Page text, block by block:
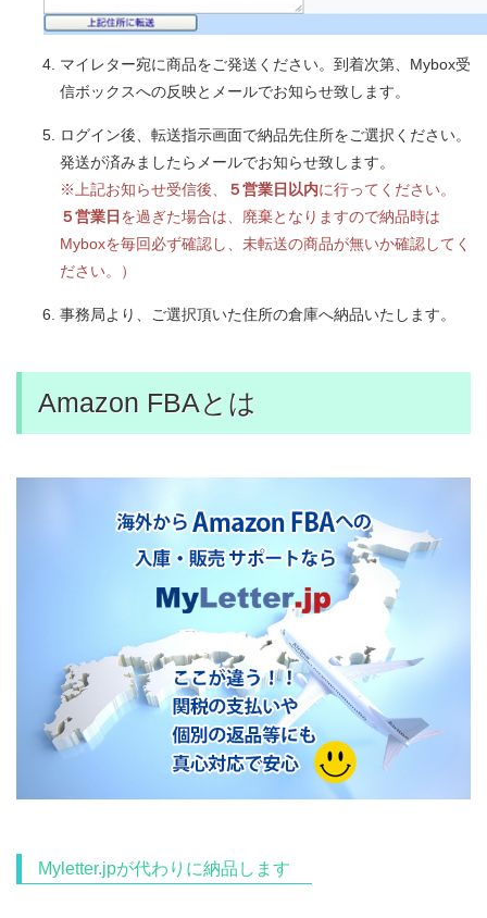
マイレター宛に商品をご発送ください。到着次第、Mybox受
信ボックスへの反映とメールでお知らせ致します。
ログイン後、転送指示画面で納品先住所をご選択ください。
発送が済みましたらメールでお知らせ致します。
※上記お知らせ受信後、
５営業日以内に行ってください。
５営業日 を過ぎた場合は、廃棄となりますので納品時は
Myboxを毎回必ず確認し、未転送の商品が無いか確認してく
ださい。）
事務局より、ご選択頂いた住所の倉庫へ納品いたします。
Amazon FBAとは
Myletter.jpが代わりに納品します